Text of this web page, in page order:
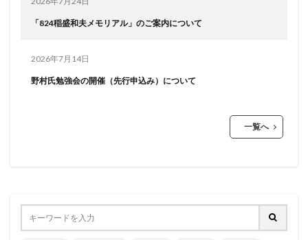
「824稲盛和夫メモリアル」のご案内について
2026年7月14日
野村氏勉強会の開催（先行申込み）について
一覧へ